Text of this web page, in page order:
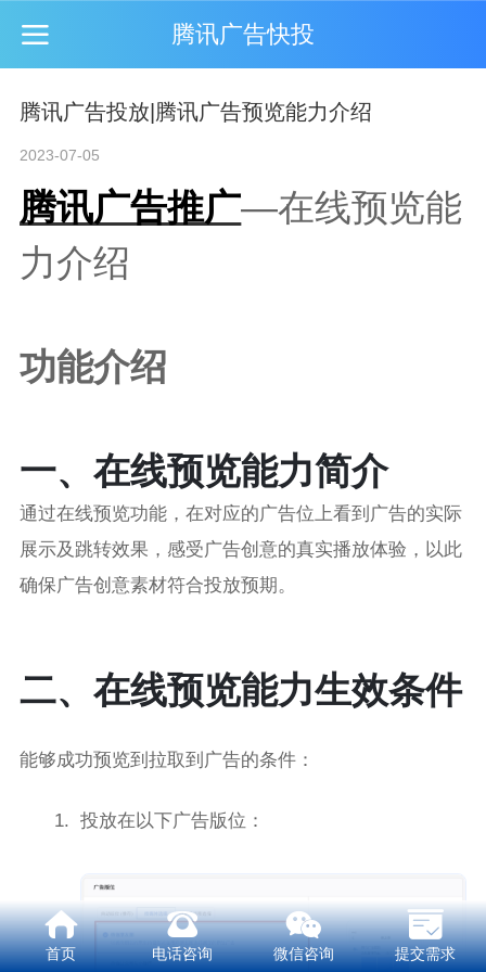
腾讯广告快投
腾讯广告投放|腾讯广告预览能力介绍
2023-07-05
腾讯广告推广—在线预览能
力介绍
功能介绍
一、在线预览能力简介
通过在线预览功能，在对应的广告位上看到广告的实际
展示及跳转效果，感受广告创意的真实播放体验，以此
确保广告创意素材符合投放预期。
二、在线预览能力生效条件
能够成功预览到拉取到广告的条件：
投放在以下广告版位：
首页 电话咨询 微信咨询 提交需求